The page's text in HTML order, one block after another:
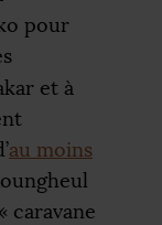
pour
et à
au moins
caravane